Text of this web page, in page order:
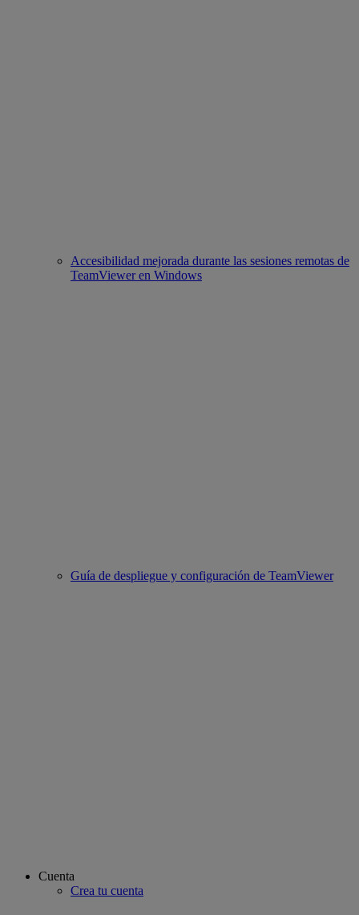
Accesibilidad mejorada durante las sesiones remotas de
TeamViewer en Windows
Guía de despliegue y configuración de TeamViewer
Cuenta
Crea tu cuenta